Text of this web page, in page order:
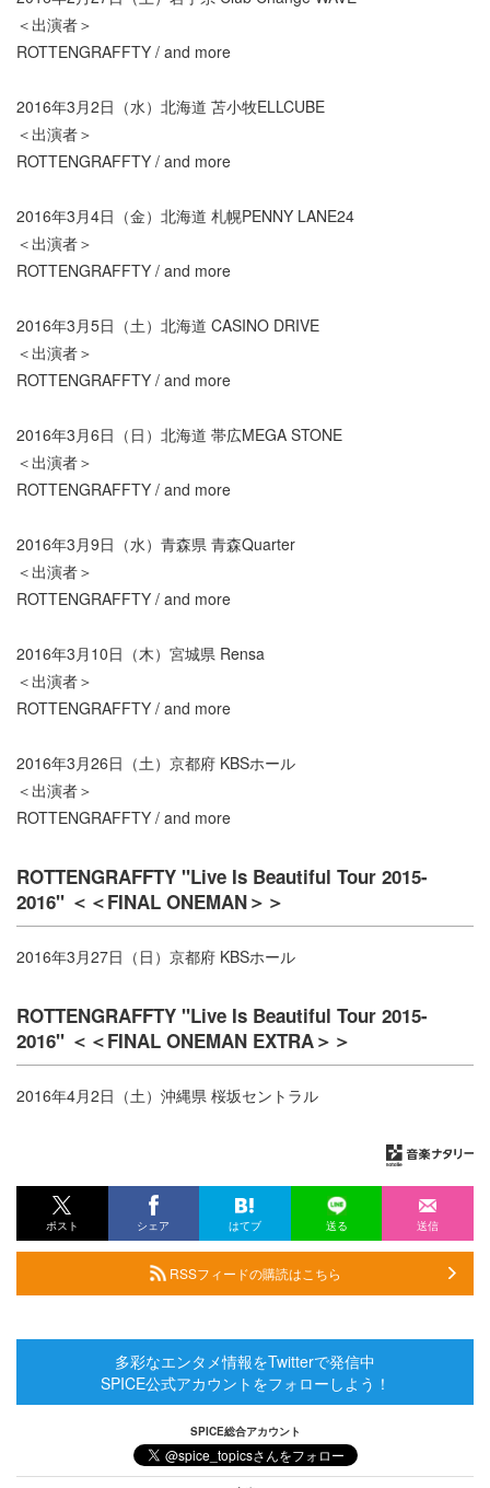
＜出演者＞
ROTTENGRAFFTY / and more
2016年3月2日（水）北海道 苫小牧ELLCUBE
＜出演者＞
ROTTENGRAFFTY / and more
2016年3月4日（金）北海道 札幌PENNY LANE24
＜出演者＞
ROTTENGRAFFTY / and more
2016年3月5日（土）北海道 CASINO DRIVE
＜出演者＞
ROTTENGRAFFTY / and more
2016年3月6日（日）北海道 帯広MEGA STONE
＜出演者＞
ROTTENGRAFFTY / and more
2016年3月9日（水）青森県 青森Quarter
＜出演者＞
ROTTENGRAFFTY / and more
2016年3月10日（木）宮城県 Rensa
＜出演者＞
ROTTENGRAFFTY / and more
2016年3月26日（土）京都府 KBSホール
＜出演者＞
ROTTENGRAFFTY / and more
ROTTENGRAFFTY "Live Is Beautiful Tour 2015-
2016" ＜＜FINAL ONEMAN＞＞
2016年3月27日（日）京都府 KBSホール
ROTTENGRAFFTY "Live Is Beautiful Tour 2015-
2016" ＜＜FINAL ONEMAN EXTRA＞＞
2016年4月2日（土）沖縄県 桜坂セントラル
ポスト シェア はてブ 送る 送信
RSSフィードの購読はこちら
多彩なエンタメ情報をTwitterで発信中
SPICE公式アカウントをフォローしよう！
SPICE総合アカウント